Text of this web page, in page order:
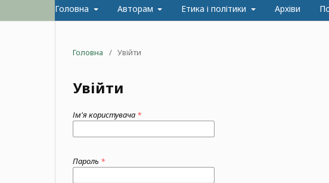
Головна Авторам Етика і політики Архіви
Головна / Увійти
Увійти
Ім'я користувача *
Пароль *